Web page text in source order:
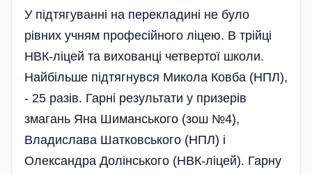
У підтягуванні на перекладині не було
рівних учням професійного ліцею. В трійці
НВК-ліцей та вихованці четвертої школи.
Найбільше підтягнувся Микола Ковба (НПЛ),
- 25 разів. Гарні результати у призерів
змагань Яна Шиманського (зош №4),
Владислава Шатковського (НПЛ) і
Олександра Долінського (НВК-ліцей). Гарну